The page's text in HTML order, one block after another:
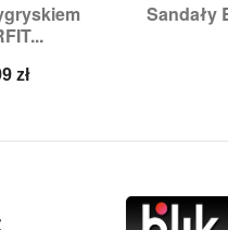
zł
20
Sandały
